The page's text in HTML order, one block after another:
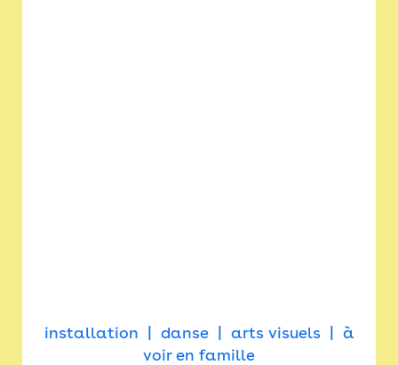
installation danse arts visuels
à
voir en famille